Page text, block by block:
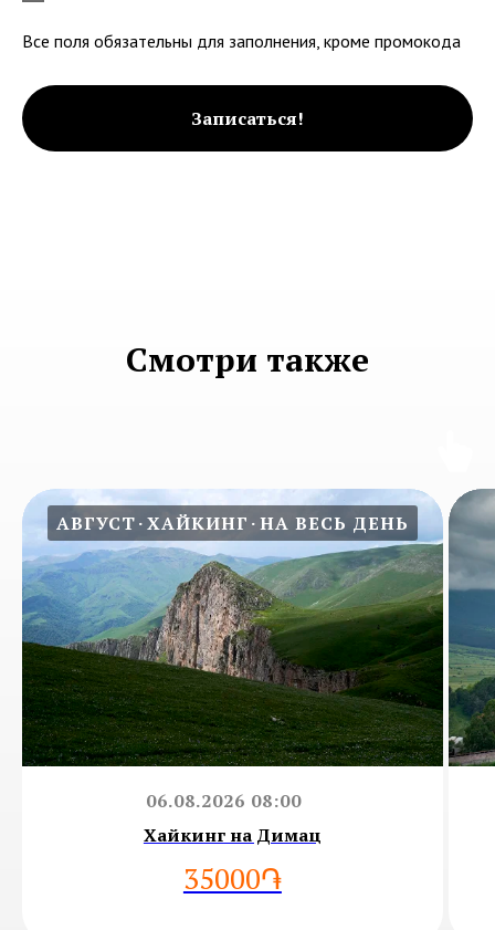
Все поля обязательны для заполнения, кроме промокода
Записаться!
Смотри также
АВГУСТ ХАЙКИНГ НА ВЕСЬ ДЕНЬ
06.08.2026 08:00
Хайкинг на Димац
35000֏